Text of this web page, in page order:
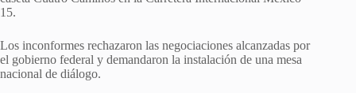
15.
Los inconformes rechazaron las negociaciones alcanzadas por
el gobierno federal y demandaron la instalación de una mesa
nacional de diálogo.